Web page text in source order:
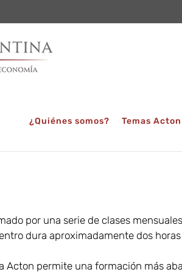
¿Quiénes somos? Temas Acton
por una serie de clases
dura aproximadamente dos
Acton permite una formación más